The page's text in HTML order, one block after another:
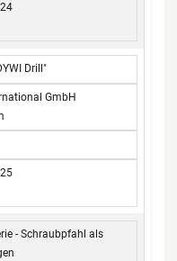
Drill"
GmbH
- Schraubpfahl als